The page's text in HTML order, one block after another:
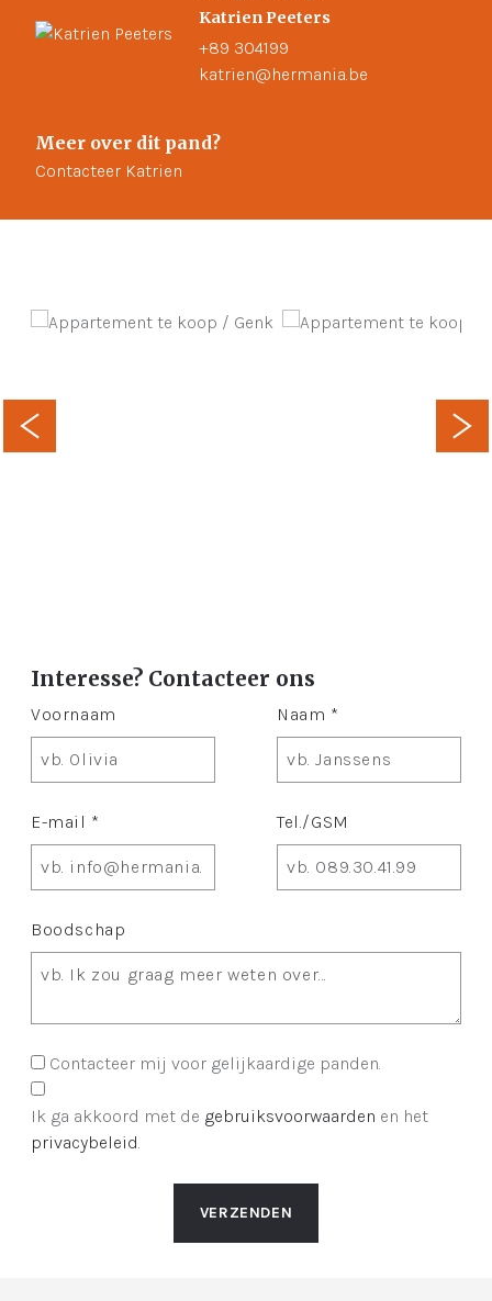
Katrien Peeters
+89 304199
katrien@hermania.be
Meer over dit pand?
Contacteer Katrien
Interesse? Contacteer ons
Voornaam Naam *
E-mail * Tel./GSM
Boodschap
Contacteer mij voor gelijkaardige panden.
Ik ga akkoord met de gebruiksvoorwaarden en het
privacybeleid.
VERZENDEN